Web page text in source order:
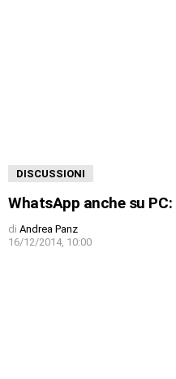
DISCUSSIONI
WhatsApp anche su
di Andrea Panz
16/12/2014, 10:00